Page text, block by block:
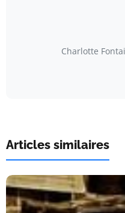
Charlotte
Articles similaires